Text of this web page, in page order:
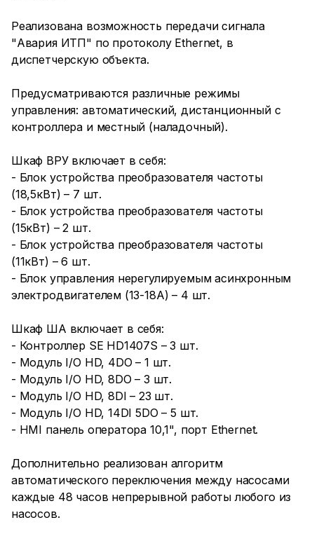
Реализована возможность передачи сигнала
"Авария ИТП" по протоколу Ethernet, в
диспетчерскую объекта.
Предусматриваются различные режимы
управления: автоматический, дистанционный с
контроллера и местный (наладочный).
Шкаф ВРУ включает в себя:
- Блок устройства преобразователя частоты
(18,5кВт) – 7 шт.
- Блок устройства преобразователя частоты
(15кВт) – 2 шт.
- Блок устройства преобразователя частоты
(11кВт) – 6 шт.
- Блок управления нерегулируемым асинхронным
электродвигателем (13-18А) – 4 шт.
Шкаф ША включает в себя:
- Контроллер SE HD1407S – 3 шт.
- Модуль I/O HD, 4DO – 1 шт.
- Модуль I/O HD, 8DO – 3 шт.
- Модуль I/O HD, 8DI – 23 шт.
- Модуль I/O HD, 14DI 5DO – 5 шт.
- HMI панель оператора 10,1", порт Ethernet.
Дополнительно реализован алгоритм
автоматического переключения между насосами
каждые 48 часов непрерывной работы любого из
насосов.